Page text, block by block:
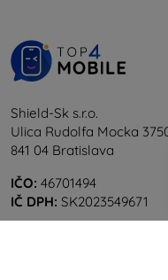
Shield-Sk s.r.o.
Ulica Rudolfa Mocka
841 04 Bratislava
IČO: 46701494
IČ DPH: SK2023549671